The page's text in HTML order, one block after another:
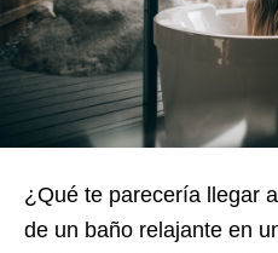
¿Qué te parecería llegar
de un baño relajante en